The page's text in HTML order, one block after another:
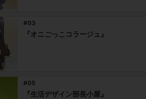
#03
『オニごっこコラージュ』
#05
『生活デザイン部長小屋』